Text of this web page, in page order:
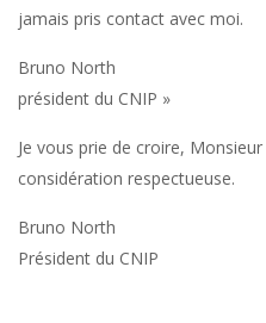
jamais pris contact avec moi.
Bruno North
président du CNIP »
Je vous prie de croire,
considération respectueuse.
Bruno North
Président du CNIP